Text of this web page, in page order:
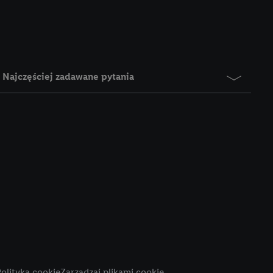
Najczęściej zadawane pytania
jednym z wyżej
możemy
rozpoznać
W tym celu
adres e-
adresu IP. Jeśli
użyciu adresu IP i
usług Lidl. W
Zgodę na
celów marketingu